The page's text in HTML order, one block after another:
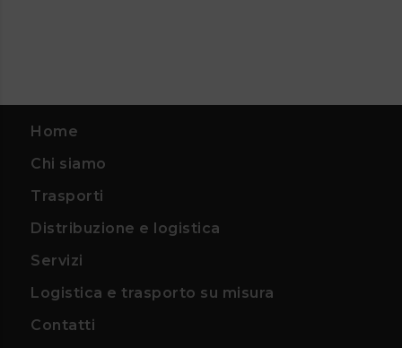
Home
Chi siamo
Trasporti
Distribuzione e logistica
Servizi
Logistica e trasporto su misura
Contatti